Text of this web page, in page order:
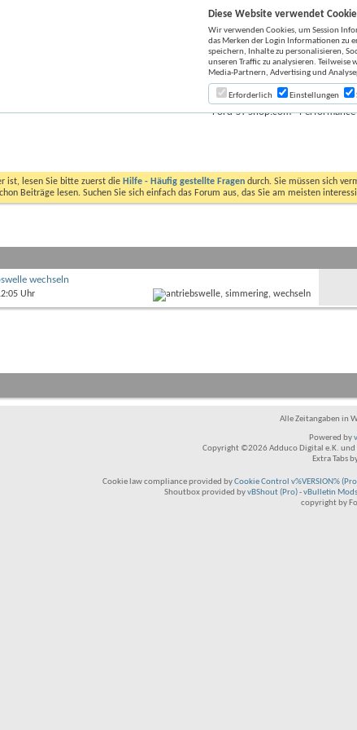
Ford-ST-Shop.com -
ist, lesen Sie bitte zuerst die Hilfe - Häufig gestellte Fragen durch. Sie müssen sich
Beiträge lesen. Suchen Sie sich einfach das Forum aus, das Sie am meisten
wechseln
Uhr
Diese Website verwendet
Wir verwenden Cookies, um Session
das Merken der Login Informationen zu
speichern, Inhalte zu personalisieren,
unseren Traffic zu analysieren.
Media-Partnern, Advertising und
Erforderlich Einstellungen
Alle Zeitangaben in
Powered by
Copyright ©2026 Adduco Digital e.K.
Extra Tabs
Cookie law compliance provided byCookie Control v%VERSION%
Shoutbox provided byvBShout (Pro)-vBulletin
copyright by